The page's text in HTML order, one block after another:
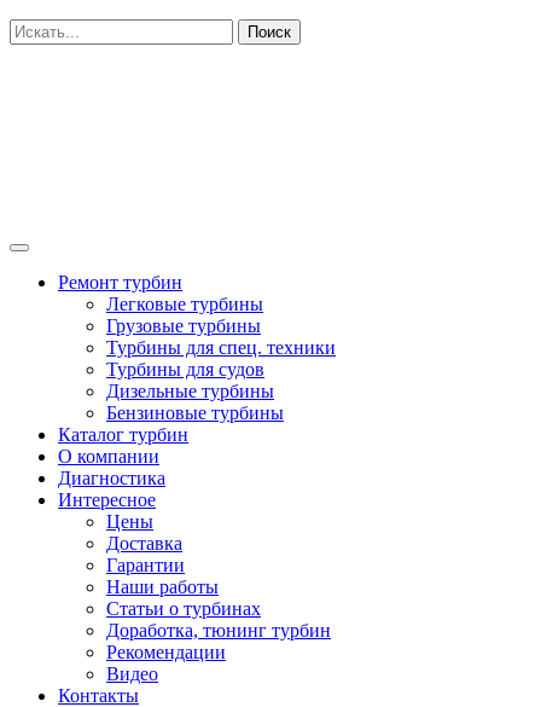
Поиск
Ремонт турбин
Легковые турбины
Грузовые турбины
Турбины для спец. техники
Турбины для судов
Дизельные турбины
Бензиновые турбины
Каталог турбин
О компании
Диагностика
Интересное
Цены
Доставка
Гарантии
Наши работы
Статьи о турбинах
Доработка, тюнинг турбин
Рекомендации
Видео
Контакты